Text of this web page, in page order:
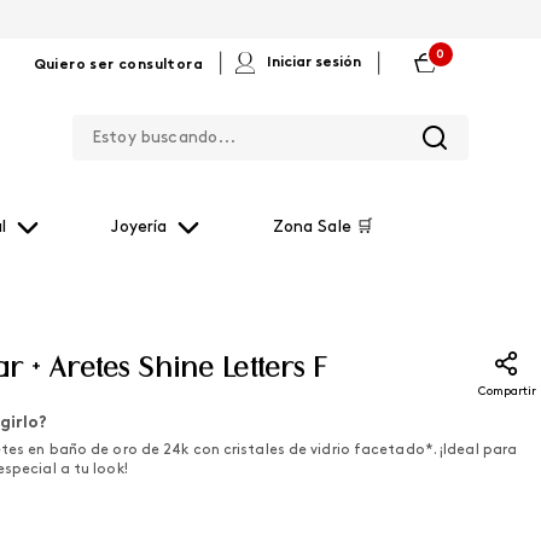
Quiero ser consultora Iniciar sesión
0
Joyería Zona Sale 🛒
+ Aretes Shine Letters F
Compartir
en baño de oro de 24k con cristales de vidrio facetado*. ¡Ideal para
a tu look!